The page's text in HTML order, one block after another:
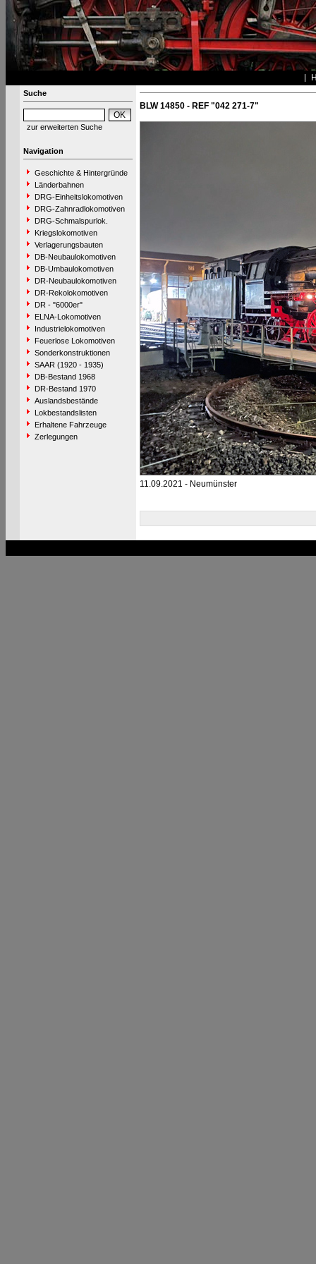
Suche
zur erweiterten Suche
Navigation
Geschichte & Hintergründe
Länderbahnen
DRG-Einheitslokomotiven
DRG-Zahnradlokomotiven
DRG-Schmalspurlok.
Kriegslokomotiven
Verlagerungsbauten
DB-Neubaulokomotiven
DB-Umbaulokomotiven
DR-Neubaulokomotiven
DR-Rekolokomotiven
DR - "6000er"
ELNA-Lokomotiven
Industrielokomotiven
Feuerlose Lokomotiven
Sonderkonstruktionen
SAAR (1920 - 1935)
DB-Bestand 1968
DR-Bestand 1970
Auslandsbestände
Lokbestandslisten
Erhaltene Fahrzeuge
Zerlegungen
BLW 14850 - REF "042 271-7"
11.09.2021 - Neumünster